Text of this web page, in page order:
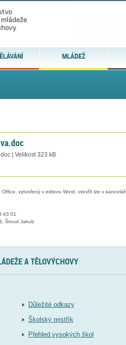
MLÁDEŽ
| Velikost 323 kB
vytvořený v editoru Word, otevřít lze v
Štoud Jakub
A TĚLOVÝCHOVY
Důležité odkazy
Školský rejstřík
Přehled vysokých škol